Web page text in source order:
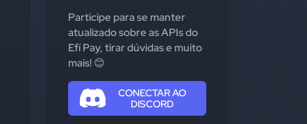
Participe para se manter
atualizado sobre as APIs do
Efí Pay, tirar dúvidas e muito
mais! 😊
CONECTAR AO
DISCORD